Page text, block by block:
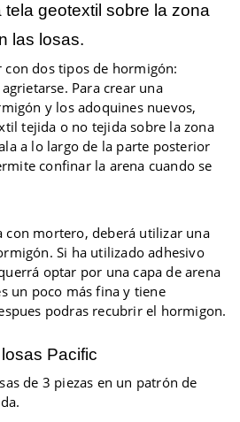
tela geotextil sobre la zona
las losas.
con dos tipos de hormigón:
Para crear una
y los adoquines nuevos,
tejida o no tejida sobre la zona
a lo largo de la parte posterior
confinar la arena cuando se
con mortero, deberá utilizar una
Si ha utilizado adhesivo
optar por una capa de arena
un poco más fina y tiene
podras recubrir el hormigon.
Pacific
de 3 piezas en un patrón de